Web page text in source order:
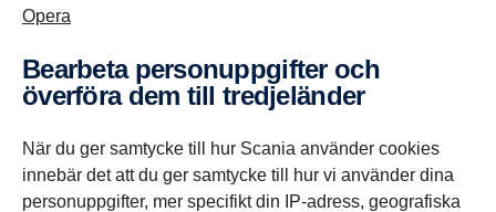
Opera
Bearbeta personuppgifter och
överföra dem till tredjeländer
När du ger samtycke till hur Scania använder cookies
innebär det att du ger samtycke till hur vi använder dina
personuppgifter, mer specifikt din IP-adress, geografiska